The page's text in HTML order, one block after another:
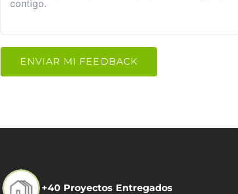
ENVIAR MI FEEDBACK
+40 Proyectos Entregados